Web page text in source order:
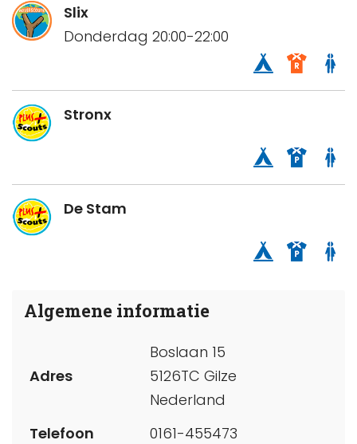
Slix
Donderdag 20:00-22:00
Stronx
De Stam
Algemene informatie
Adres
Boslaan 15
5126TC Gilze
Nederland
Telefoon
0161-455473